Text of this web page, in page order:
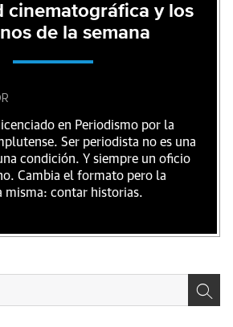
cinematográfica y los
de la semana
en Periodismo por la
Ser periodista no es una
condición. Y siempre un oficio
Cambia el formato pero la
misma: contar historias.